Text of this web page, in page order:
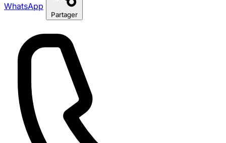
WhatsApp
Partager